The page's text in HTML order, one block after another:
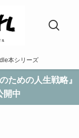
本シリーズ
ための人生戦略』
開中